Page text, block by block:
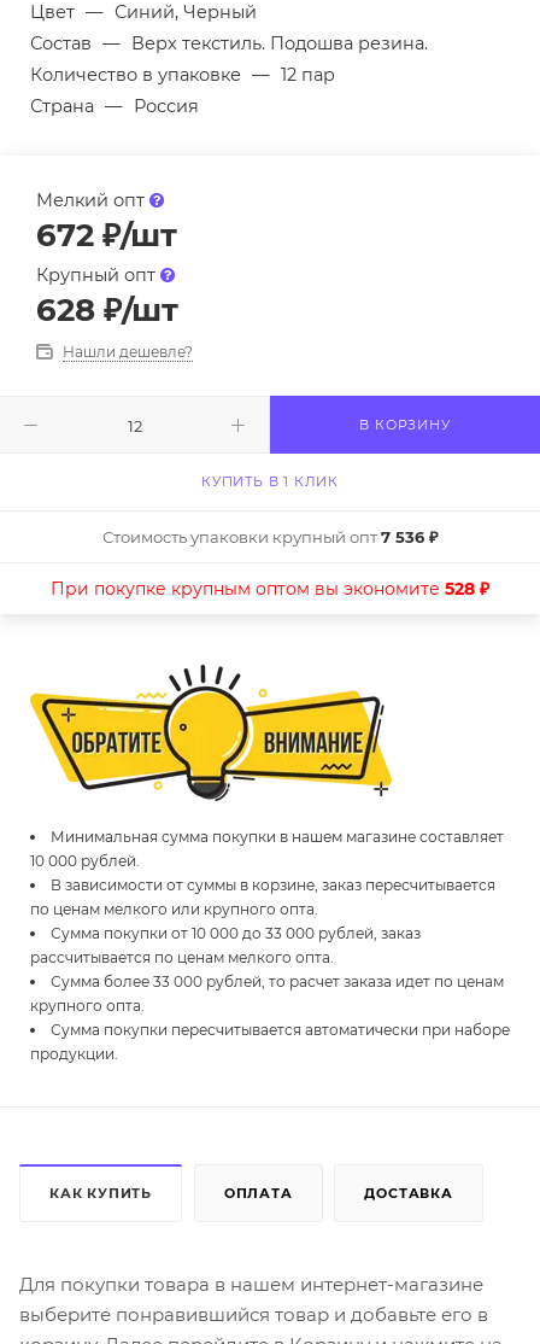
Цвет — Синий, Черный
Состав — Верх текстиль. Подошва резина.
Количество в упаковке — 12 пар
Страна — Россия
Мелкий опт
672 ₽/шт
Крупный опт
628 ₽/шт
Нашли дешевле?
В КОРЗИНУ
КУПИТЬ В 1 КЛИК
Стоимость упаковки крупный опт7 536 ₽
При покупке крупным оптом вы экономите 528 ₽
Минимальная сумма покупки в нашем магазине составляет
10 000 рублей.
В зависимости от суммы в корзине, заказ пересчитывается
по ценам мелкого или крупного опта.
Сумма покупки от 10 000 до 33 000 рублей, заказ
рассчитывается по ценам мелкого опта.
Сумма более 33 000 рублей, то расчет заказа идет по ценам
крупного опта.
Сумма покупки пересчитывается автоматически при наборе
продукции.
КАК КУПИТЬ ОПЛАТА ДОСТАВКА
Для покупки товара в нашем интернет-магазине
выберите понравившийся товар и добавьте его в